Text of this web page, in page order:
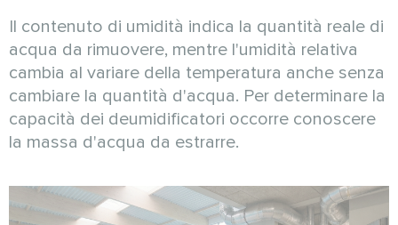
Il contenuto di umidità indica la quantità reale di
acqua da rimuovere, mentre l'umidità relativa
cambia al variare della temperatura anche senza
cambiare la quantità d'acqua. Per determinare la
capacità dei deumidificatori occorre conoscere
la massa d'acqua da estrarre.